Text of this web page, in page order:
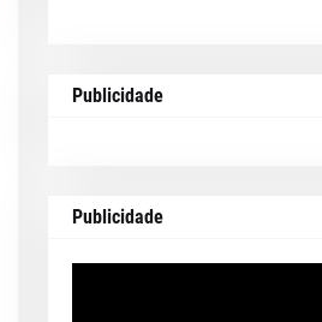
Publicidade
Publicidade